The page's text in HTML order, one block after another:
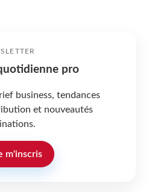
pro
business, tendances
et nouveautés
m'inscris